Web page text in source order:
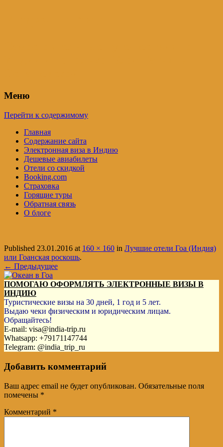
Меню
Перейти к содержимому
Главная
Содержание сайта
Электронная виза в Индию
Дешевые авиабилеты
Отели со скидкой
Booking.com
Страховка
Горящие туры
Обратная связь
О блоге
Published 23.01.2016 at 160 × 160 in Лучшие отели Гоа (Индия)
или Гоанская роскошь.
← Предыдущее
ПОМОГАЮ ОФОРМЛЯТЬ ЭЛЕКТРОННЫЕ ВИЗЫ В
ИНДИЮ
Туристические визы на 30 дней, 1 год и 5 лет.
Выдаю чеки физическим и юридическим лицам.
Обращайтесь!
E-mail: visa@india-trip.ru
Whatsapp: +79171147744
Telegram: @india_trip_ru
Добавить комментарий
Ваш адрес email не будет опубликован. Обязательные поля
помечены *
Комментарий *